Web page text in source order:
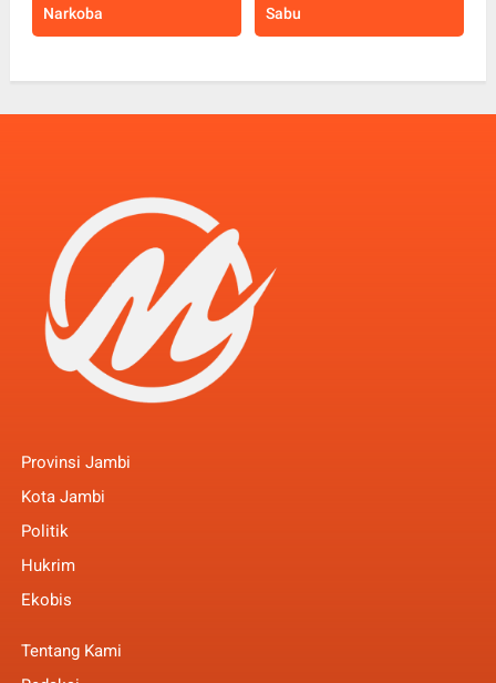
Narkoba Sabu
Provinsi Jambi
Kota Jambi
Politik
Hukrim
Ekobis
Tentang Kami